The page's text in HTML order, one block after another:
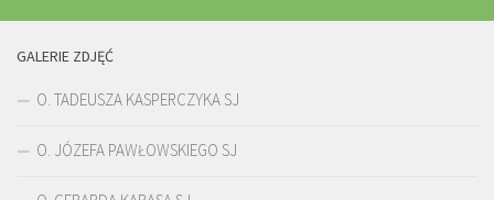
GALERIE ZDJĘĆ
O. TADEUSZA KASPERCZYKA SJ
O. JÓZEFA PAWŁOWSKIEGO SJ